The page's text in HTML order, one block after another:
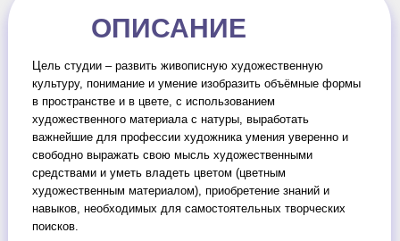
ОПИСАНИЕ
Цель студии – развить живописную художественную
культуру, понимание и умение изобразить объёмные формы
в пространстве и в цвете, с использованием
художественного материала с натуры, выработать
важнейшие для профессии художника умения уверенно и
свободно выражать свою мысль художественными
средствами и уметь владеть цветом (цветным
художественным материалом), приобретение знаний и
навыков, необходимых для самостоятельных творческих
поисков.